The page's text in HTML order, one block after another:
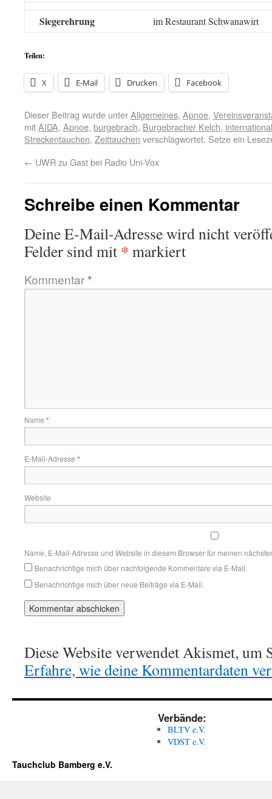
Siegerehrung im Restaurant Schwanawirt
Teilen:
X E-Mail Drucken Facebook
Dieser Beitrag wurde unterAllgemeines, Apnoe,
mitAIDA, Apnoe, burgebrach, Burgebracher Kelch, international
Streckentauchen, Zeittauchen verschlagwortet. Setze ein
← UWR zu Gast bei Radio Uni-Vox
Schreibe einen Kommentar
Deine E-Mail-Adresse wird nicht
Felder sind mit * markiert
Kommentar*
Name *
E-Mail-Adresse *
Website
Name, E-Mail-Adresse und Website in diesem Browser für meinen
Benachrichtige mich über nachfolgende Kommentare via E-Mail.
Benachrichtige mich über neue Beiträge via E-Mail.
Diese Website verwendet Akismet, um
Erfahre, wie deine Kommentardaten
Verbände:
BLTV e.V.
VDST e.V.
Tauchclub Bamberg e.V.